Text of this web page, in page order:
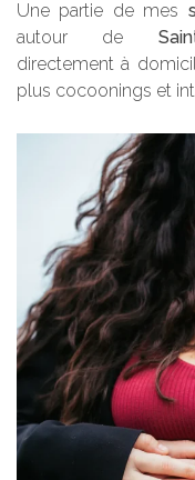
Une partie de mes
autour de
directement à
plus cocoonings et